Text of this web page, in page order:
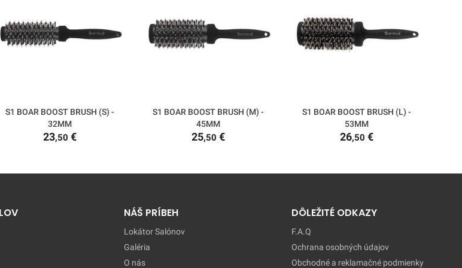
S1 BOAR BOOST BRUSH (S) -
32MM
23,50 €
S1 BOAR BOOST BRUSH (M) -
45MM
25,50 €
S1 BOAR BOOST BRUSH (L) -
53MM
26,50 €
NÁŠ PRÍBEH
Lokátor Salónov
Galéria
O nás
DÔLEŽITÉ ODKAZY
F.A.Q
Ochrana osobných údajov
Obchodné a reklamačné podmienky